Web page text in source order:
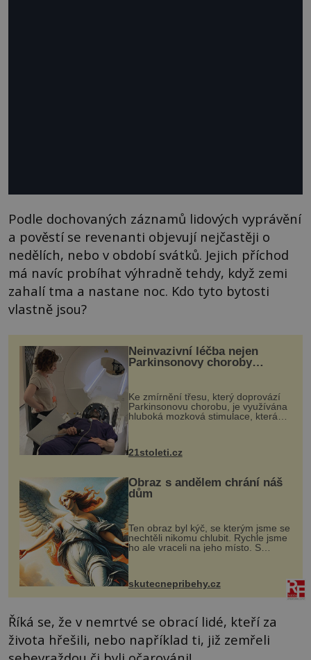
Podle dochovaných záznamů lidových vyprávění
a pověstí se revenanti objevují nejčastěji o
nedělích, nebo v období svátků. Jejich příchod
má navíc probíhat výhradně tehdy, když zemi
zahalí tma a nastane noc. Kdo tyto bytosti
vlastně jsou?
Neinvazivní léčba nejen
Parkinsonovy choroby
Ke zmírnění třesu, který doprovází
Parkinsonovu chorobu, je využívána
hluboká mozková stimulace, která
však vyžaduje vysoce invazivní
zákrok. Ultrazvuk zase není vhodný
k dostatečně přesnému zacílení ...
21stoleti.cz
Obraz s andělem chrání náš
dům
Ten obraz byl kýč, se kterým jsme se
nechtěli nikomu chlubit. Rychle jsme
ho ale vraceli na jeho místo. S
manželem Vaškem jsme si pořídili
chaloupku, takový domek na severu
Čech, kde jsme si naplánova...
skutecnepribehy.cz
Říká se, že v nemrtvé se obrací lidé, kteří za
života hřešili, nebo například ti, již zemřeli